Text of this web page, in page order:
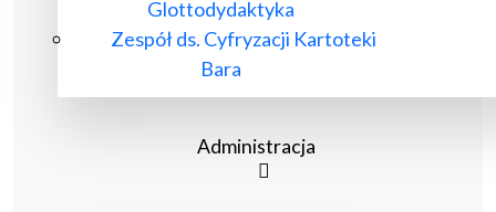
Glottodydaktyka
Zespół ds. Cyfryzacji Kartoteki
Bara
Administracja